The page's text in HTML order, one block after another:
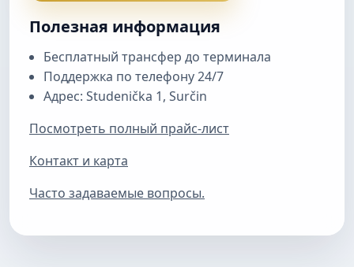
Полезная информация
Бесплатный трансфер до терминала
Поддержка по телефону 24/7
Адрес: Studenička 1, Surčin
Посмотреть полный прайс-лист
Контакт и карта
Часто задаваемые вопросы.